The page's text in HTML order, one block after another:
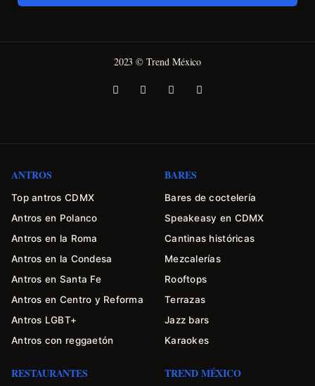
2023 © Trend México
ANTROS
Top antros CDMX
Antros en Polanco
Antros en la Roma
Antros en la Condesa
Antros en Santa Fe
Antros en Centro y Reforma
Antros LGBT+
Antros con reggaetón
BARES
Bares de coctelería
Speakeasy en CDMX
Cantinas históricas
Mezcalerías
Rooftops
Terrazas
Jazz bars
Karaokes
RESTAURANTES TREND MÉXICO